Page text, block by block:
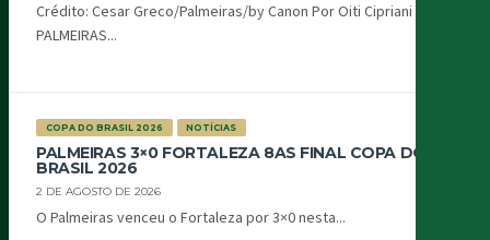
Crédito: Cesar Greco/Palmeiras/by Canon Por Oiti Cipriani
PALMEIRAS...
COPA DO BRASIL 2026 NOTÍCIAS
PALMEIRAS 3×0 FORTALEZA 8AS FINAL COPA DO
BRASIL 2026
2 DE AGOSTO DE 2026
O Palmeiras venceu o Fortaleza por 3×0 nesta...